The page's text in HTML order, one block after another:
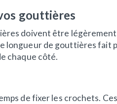
gouttières
doivent être
longueur de gouttières fait
chaque côté.
de fixer les crochets.